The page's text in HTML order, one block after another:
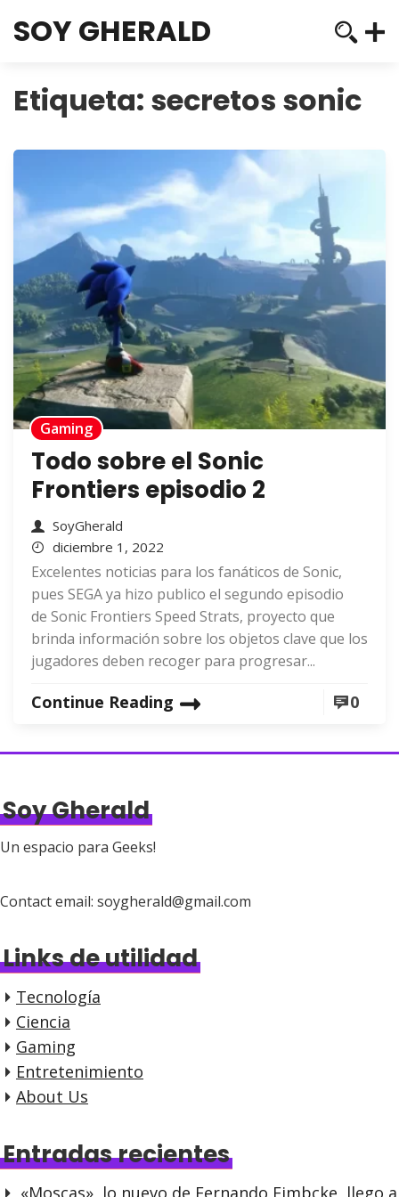
SOY GHERALD
Etiqueta: secretos sonic
Gaming
Todo sobre el Sonic
Frontiers episodio 2
SoyGherald
diciembre 1, 2022
Excelentes noticias para los fanáticos de Sonic,
pues SEGA ya hizo publico el segundo episodio
de Sonic Frontiers Speed Strats, proyecto que
brinda información sobre los objetos clave que los
jugadores deben recoger para progresar...
Continue Reading 0
Soy Gherald
Un espacio para Geeks!
Contact email: soygherald@gmail.com
Links de utilidad
Tecnología
Ciencia
Gaming
Entretenimiento
About Us
Entradas recientes